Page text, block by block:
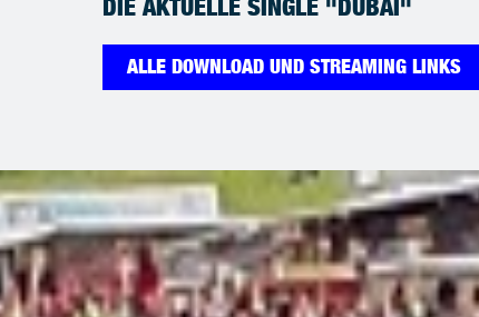
DIE AKTUELLE SINGLE "DUBAI"
ALLE DOWNLOAD UND STREAMING LINKS